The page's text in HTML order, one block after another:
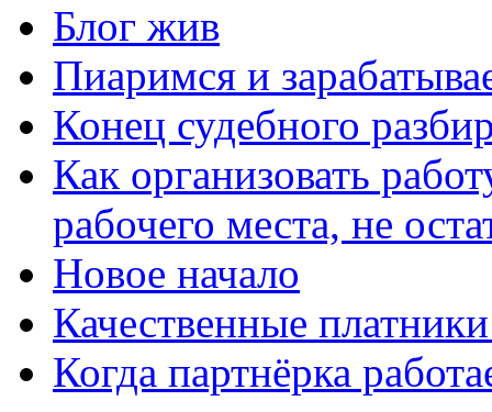
Блог жив
Пиаримся и
Конец судебного
Как организовать
рабочего места, не
Новое начало
Качественные
Когда партнёрка